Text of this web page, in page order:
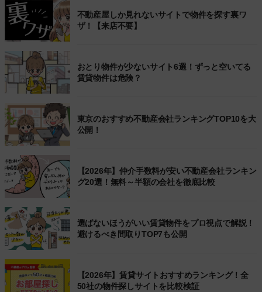
不動産屋しか見れないサイトで物件を探す裏ワ
ザ！【来店不要】
おとり物件が少ないサイト6選！ずっと空いてる
賃貸物件は危険？
東京のおすすめ不動産会社ランキングTOP10を大
公開！
【2026年】仲介手数料が安い不動産会社ランキン
グ20選！無料～半額の会社を徹底比較
選ばないほうがいい賃貸物件をプロ視点で解説！
避けるべき間取りTOP7も公開
【2026年】賃貸サイトおすすめランキング！全
50社の物件探しサイトを比較検証